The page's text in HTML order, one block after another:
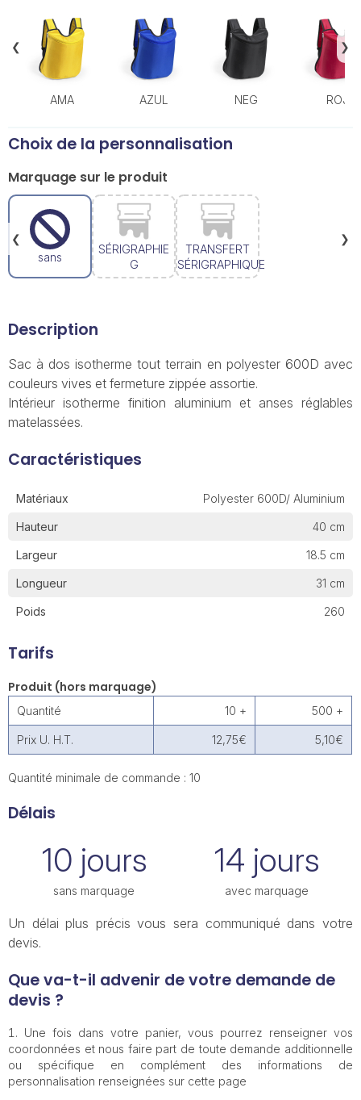
AMA AZUL NEG ROJ
❯
❮
Choix de la personnalisation
Marquage sur le produit
sans
SÉRIGRAPHIE
G
TRANSFERT
SÉRIGRAPHIQUE
❯
❮
Description
Sac à dos isotherme tout terrain en polyester 600D avec
couleurs vives et fermeture zippée assortie.
Intérieur isotherme finition aluminium et anses réglables
matelassées.
Caractéristiques
Matériaux Polyester 600D/ Aluminium
Hauteur 40 cm
Largeur 18.5 cm
Longueur 31 cm
Poids 260
Tarifs
Produit (hors marquage)
Quantité 10 + 500 +
Prix U. H.T. 12,75€ 5,10€
Quantité minimale de commande : 10
Délais
10 jours
sans marquage
14 jours
avec marquage
Un délai plus précis vous sera communiqué dans votre
devis.
Que va-t-il advenir de votre demande de
devis ?
Une fois dans votre panier, vous pourrez renseigner vos
coordonnées et nous faire part de toute demande additionnelle
ou spécifique en complément des informations de
personnalisation renseignées sur cette page